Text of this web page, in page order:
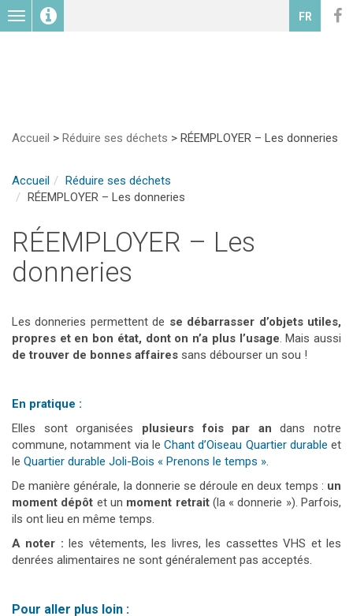
Toggle
navigation
FR
Accueil > Réduire ses déchets > RÉEMPLOYER – Les donneries
Accueil
Réduire ses déchets
RÉEMPLOYER – Les donneries
RÉEMPLOYER – Les
donneries
Les donneries permettent de se débarrasser d’objets utiles,
propres et en bon état, dont on n’a plus l’usage. Mais aussi
de trouver de bonnes affaires sans débourser un sou !
En pratique :
Elles sont organisées plusieurs fois par andans notre
commune, notamment via le Chant d’Oiseau Quartier durable et
le Quartier durable Joli-Bois « Prenons le temps ».
De manière générale, la donnerie se déroule en deux temps : un
moment dépôt et un moment retrait(la « donnerie »). Parfois,
ils ont lieu en même temps.
A noter : les vêtements, les livres, les cassettes VHS et les
denrées alimentaires ne sont généralement pas acceptés.
Pour aller plus loin :